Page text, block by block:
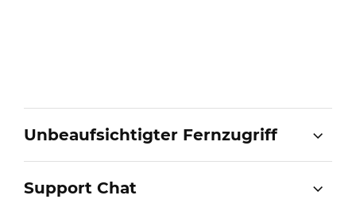
Unbeaufsichtigter Fernzugriff
Support Chat